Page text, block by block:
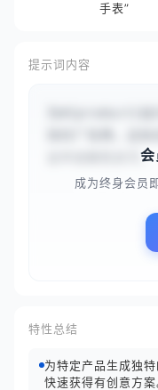
手表”
提示词内容
业中全新的点子。
会
成为终身会员
特性总结
为特定产品生成独
快速获得有创意方案